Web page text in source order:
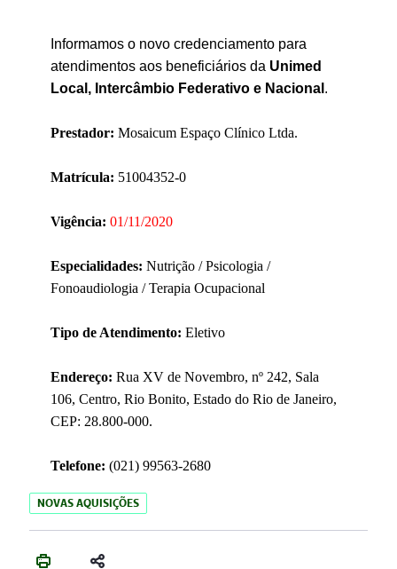
Informamos o novo credenciamento para
atendimentos aos beneficiários da Unimed
Local, Intercâmbio Federativo e Nacional .
Prestador: Mosaicum Espaço Clínico Ltda.
Matrícula: 51004352-0
Vigência: 01/11/2020
Especialidades: Nutrição / Psicologia /
Fonoaudiologia / Terapia Ocupacional
Tipo de Atendimento: Eletivo
Endereço: Rua XV de Novembro, nº 242, Sala
106, Centro, Rio Bonito, Estado do Rio de Janeiro,
CEP: 28.800-000.
Telefone: (021) 99563-2680
NOVAS AQUISIÇÕES